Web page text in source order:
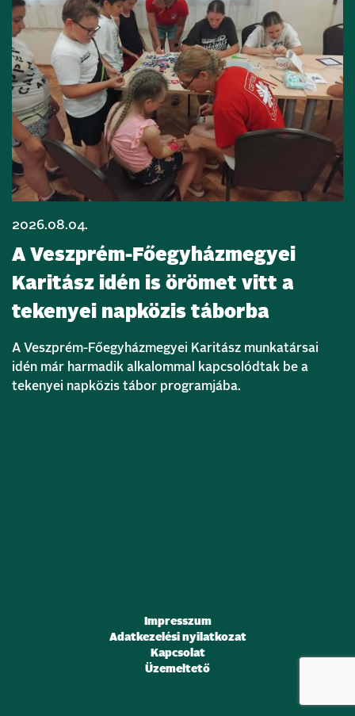
2026.08.04.
A Veszprém-Főegyházmegyei
Karitász idén is örömet vitt a
tekenyei napközis táborba
A Veszprém-Főegyházmegyei Karitász munkatársai
idén már harmadik alkalommal kapcsolódtak be a
tekenyei napközis tábor programjába.
Impresszum
Adatkezelési nyilatkozat
Kapcsolat
Üzemeltető